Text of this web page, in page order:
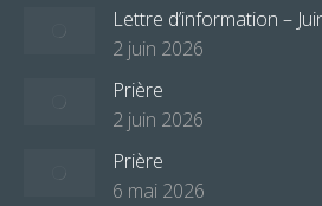
Lettre d’information –
2 juin 2026
Prière
2 juin 2026
Prière
6 mai 2026